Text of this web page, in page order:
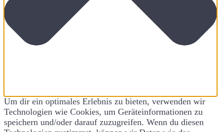
Um dir ein optimales Erlebnis zu bieten, verwenden wir
Technologien wie Cookies, um Geräteinformationen zu
speichern und/oder darauf zuzugreifen. Wenn du diesen